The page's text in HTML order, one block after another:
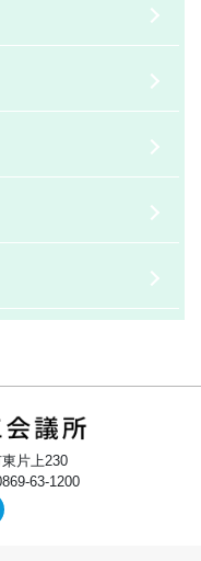
片上230
63-1200